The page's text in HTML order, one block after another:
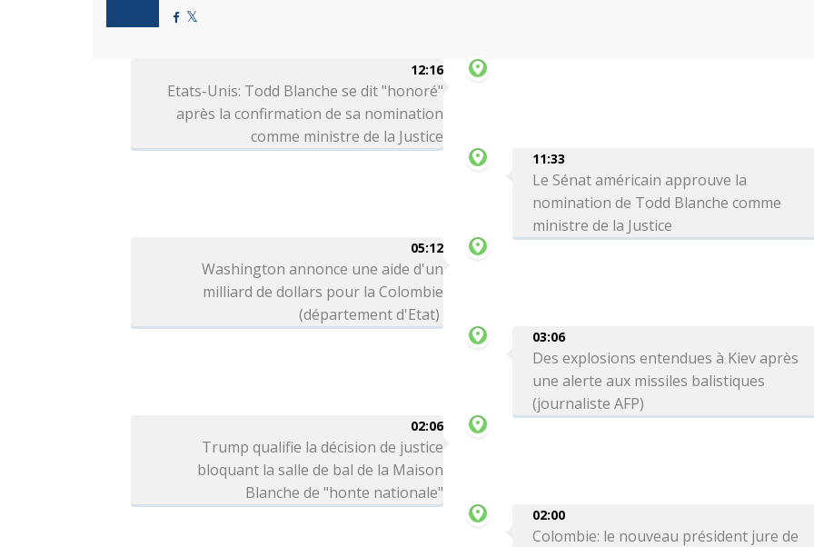
12:16
Etats-Unis: Todd Blanche se dit "honoré"
après la confirmation de sa nomination
comme ministre de la Justice
11:33
Le Sénat américain approuve la
nomination de Todd Blanche comme
ministre de la Justice
05:12
Washington annonce une aide d'un
milliard de dollars pour la Colombie
(département d'Etat)
03:06
Des explosions entendues à Kiev après
une alerte aux missiles balistiques
(journaliste AFP)
02:06
Trump qualifie la décision de justice
bloquant la salle de bal de la Maison
Blanche de "honte nationale"
02:00
Colombie: le nouveau président jure de